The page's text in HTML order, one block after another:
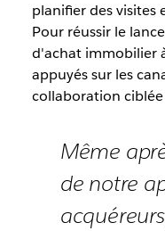
planifier des visites
Pour réussir le
d'achat immobilier
appuyés sur les
collaboration ciblée
Même
de notre